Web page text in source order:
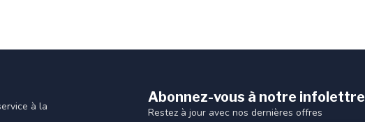
à la
Abonnez-vous à notre infolettre
Restez à jour avec nos dernières offres